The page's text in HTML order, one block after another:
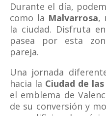
Durante el día,
como la Malvarrosa,
la ciudad. Disfruta
pasea por esta
pareja.
Una jornada
hacia la Ciudad de
el emblema de
de su conversión y